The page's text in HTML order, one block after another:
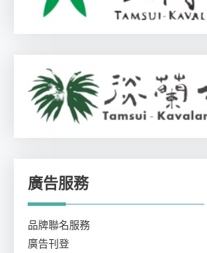
廣告服務
品牌聯名服務
廣告刊登